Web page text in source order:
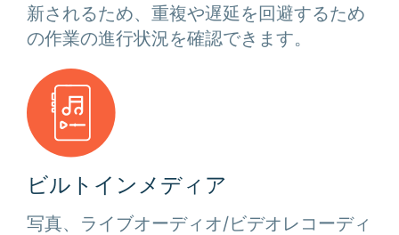
新されるため、重複や遅延を回避するため
の作業の進行状況を確認できます。
ビルトインメディア
写真、ライブオーディオ/ビデオレコーディ